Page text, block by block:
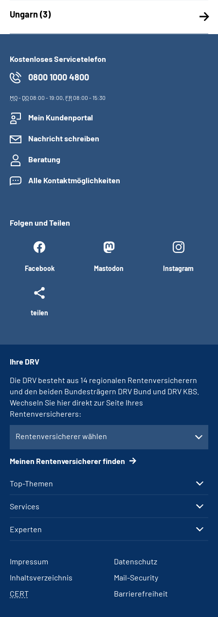
Ungarn (3)
Kostenloses Servicetelefon
0800 1000 4800
MO- DO08:00 - 19:00, FR08:00 - 15:30
Mein Kundenportal
Nachricht schreiben
Beratung
Alle Kontaktmöglichkeiten
Folgen und Teilen
Facebook Mastodon Instagram
teilen
Top-Themen
Services
Experten
Ihre DRV
Die DRV besteht aus 14 regionalen Rentenversicherern
und den beiden Bundesträgern DRV Bund und DRV KBS.
Wechseln Sie hier direkt zur Seite Ihres
Rentenversicherers:
Rentenversicherer wählen
Meinen Rentenversicherer finden
Impressum
Datenschutz
Inhaltsverzeichnis
Mail-Security
CERT
Barrierefreiheit